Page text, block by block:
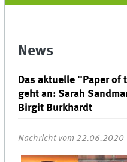
News
Das aktuelle "Paper
geht an: Sarah
Birgit Burkhardt
Nachricht vom 22.06.2020